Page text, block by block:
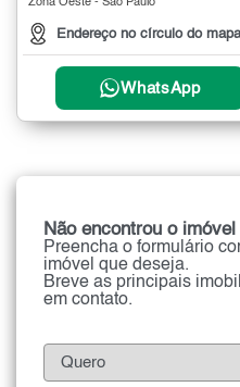
Zona Oeste - São Paulo
Endereço no círculo do mapa
WhatsApp
Não encontrou o
Preencha o formulário
imóvel que deseja.
Breve as principais
em contato.